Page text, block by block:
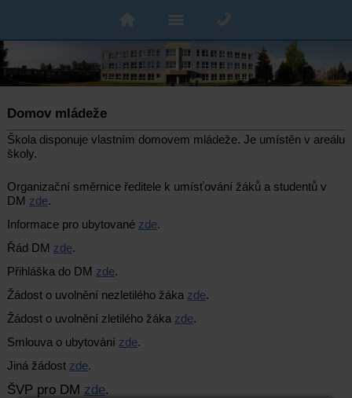
Domov mládeže
Škola disponuje vlastním domovem mládeže. Je umístěn v areálu
školy.
Organizační směrnice ředitele k umísťování žáků a studentů v
DM zde.
Informace pro ubytované zde.
Řád DM zde.
Přihláška do DM zde.
Žádost o uvolnění nezletilého žáka zde.
Žádost o uvolnění zletilého žáka zde.
Smlouva o ubytování zde.
Jiná žádost zde.
ŠVP pro DM zde.